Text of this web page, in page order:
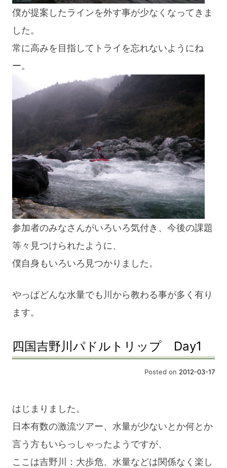
僕が提案したラインを外す事が少なくなってきま
した。
常に高みを目指してトライを忘れないようにね
ー。
参加者のみなさんがいろいろ気付き、今後の課題
等々見つけられたように、
僕自身もいろいろ見つかりました。
やっぱどんな水量でも川から教わる事が多く有り
ます。
四国吉野川パドルトリップ Day1
Posted on 2012-03-17
はじまりました。
日本有数の激流ツアー、水量が少ないとか何とか
言う方もいらっしゃったようですが、
ここは吉野川：大歩危、水量などは関係なく楽し